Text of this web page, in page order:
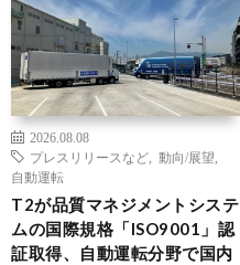
2026.08.08
プレスリリースなど
動向/展望
自動運転
T2が品質マネジメントシステ
ムの国際規格「ISO9001」認
証取得、自動運転分野で国内